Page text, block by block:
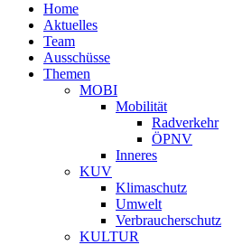
Home
Aktuelles
Team
Ausschüsse
Themen
MOBI
Mobilität
Radverkehr
ÖPNV
Inneres
KUV
Klimaschutz
Umwelt
Verbraucherschutz
KULTUR